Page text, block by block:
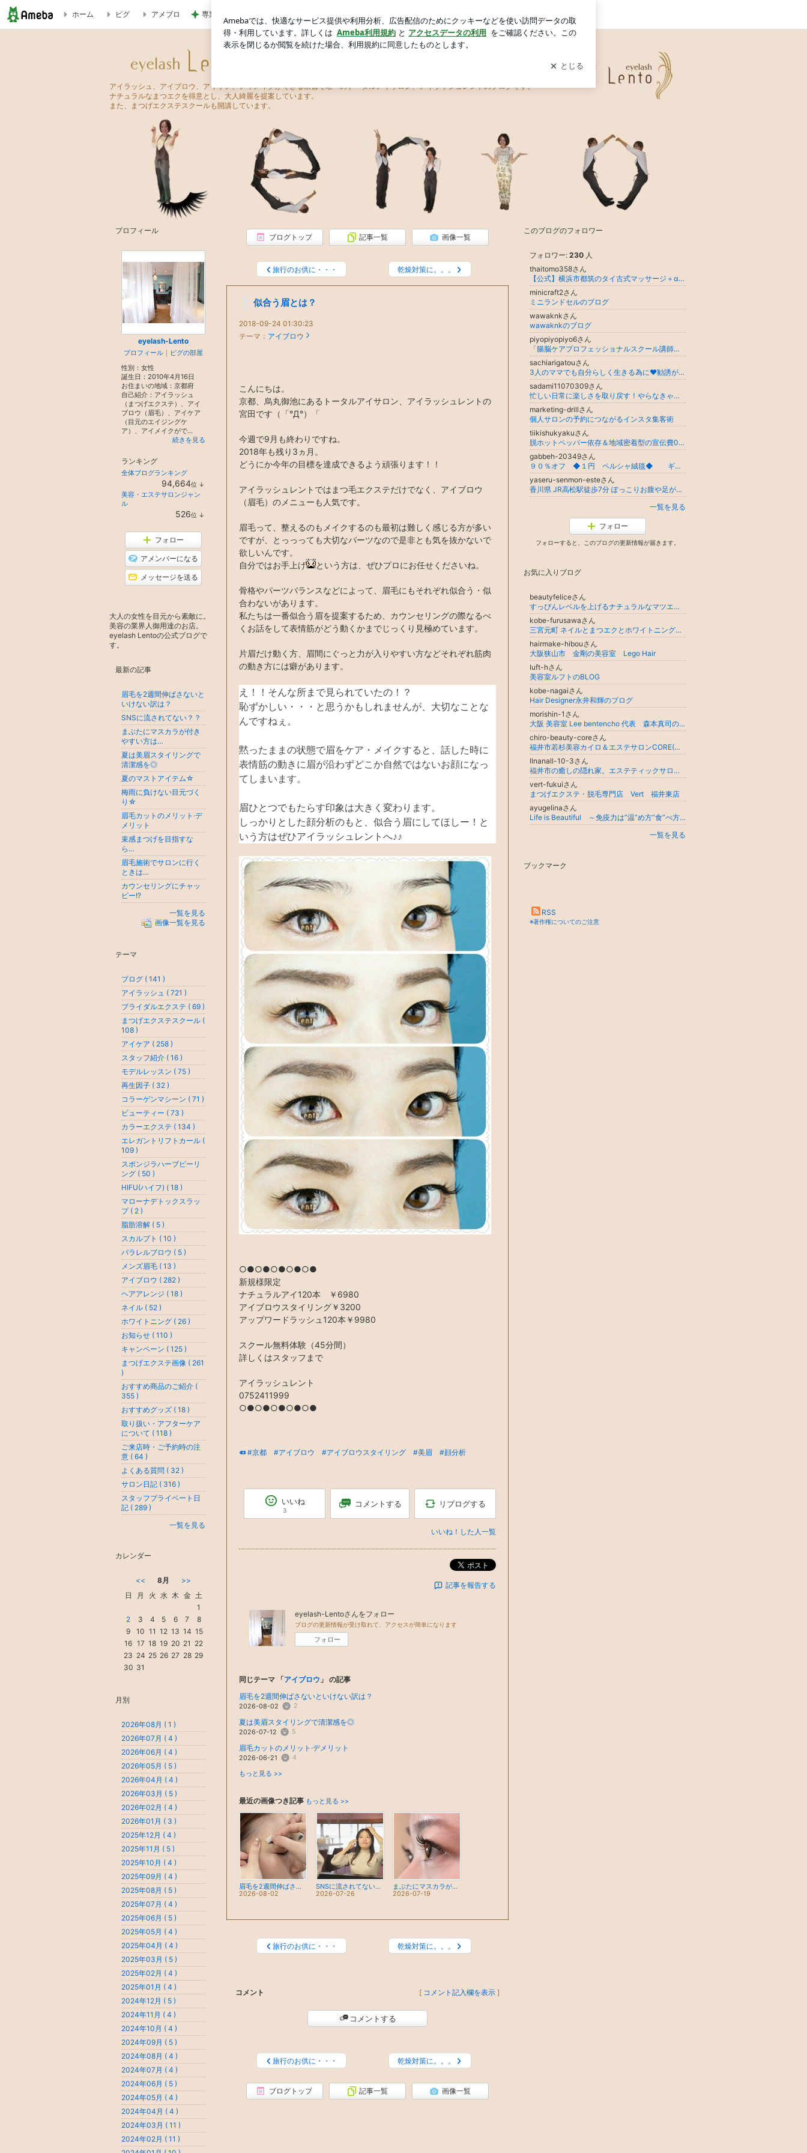
似合う眉とは？ | eyelash-Lento（アイラッシュ レント）
ホーム ピグ アメブロ 専業主婦を見下す夫に義母が一喝 ログイン
アイラッシュ、アイブロウ、アイケア、アイメイクができる京都で唯一のトータルアイサロン、アイラッシュレントのブログです。
ナチュラルなまつエクを得意とし、大人綺麗を提案しています。
また、まつげエクステスクールも開講しています。
ブログトップ 記事一覧 画像一覧
旅行のお供に・・・ 乾燥対策に。。。
似合う眉とは？
2018-09-24 01:30:23
テーマ： アイブロウ
こんにちは。
京都、烏丸御池にあるトータルアイサロン、アイラッシュレントの
宮田です（「°Д°）「
今週で9月も終わりですね。
2018年も残り3ヵ月。
どうにか今年の目標を達成できるよう頑張ります！！
アイラッシュレントではまつ毛エクステだけでなく、アイブロウ
（眉毛）のメニューも人気です。
眉毛って、整えるのもメイクするのも最初は難しく感じる方が多い
ですが、とっっっても大切なパーツなので是非とも気を抜かないで
欲しいんです。
自分ではお手上げ
という方は、ぜひプロにお任せくださいね。
骨格やパーツバランスなどによって、眉毛にもそれぞれ似合う・似
合わないがあります。
私たちは一番似合う眉を提案するため、カウンセリングの際なるべ
くお話をして表情筋がどう動くかまでじっくり見極めています。
片眉だけ動く方、眉間にぐっと力が入りやすい方などそれぞれ筋肉
の動き方には癖があります。
え！！そんな所まで見られていたの！？
恥ずかしい・・・と思うかもしれませんが、大切なことな
んですねぇ。
黙ったままの状態で眉をケア・メイクすると、話した時に
表情筋の動きに眉が沿わずどこか自然ではないお顔になっ
てしまいます。
眉ひとつでもたらす印象は大きく変わります。
しっかりとした顔分析のもと、似合う眉にしてほしー！と
いう方はぜひアイラッシュレントへ♪♪
○●○●○●○●○●
新規様限定
ナチュラルアイ120本 ￥6980
アイブロウスタイリング￥3200
アップワードラッシュ120本￥9980
スクール無料体験（45分間）
詳しくはスタッフまで
アイラッシュレント
0752411999
○●○●○●○●○●
#京都 #アイブロウ #アイブロウスタイリング #美眉 #顔分析
いいね
3
コメントする リブログする
いいね！した人一覧
ポスト
記事を報告する
eyelash-Lentoさんをフォロー
ブログの更新情報が受け取れて、アクセスが簡単になります
フォロー
同じテーマ 「アイブロウ 」 の記事
眉毛を2週間伸ばさないといけない訳は？
2026-08-02 2
夏は美眉スタイリングで清潔感を◎
2026-07-12 5
眉毛カットのメリット·デメリット
2026-06-21 4
もっと見る >>
最近の画像つき記事 もっと見る >>
眉毛を2週間伸ばさないといけない訳は？
2026-08-02
SNSに流されてない？？
2026-07-26
まぶたにマスカラが付きやすい方は…
2026-07-19
旅行のお供に・・・ 乾燥対策に。。。
[ コメント記入欄を表示 ]
コメント
コメントする
旅行のお供に・・・ 乾燥対策に。。。
ブログトップ 記事一覧 画像一覧
このブログのフォロワー
フォロワー: 230 人
thaitomo358さん
【公式】横浜市都筑のタイ古式マッサージ＋αサロンニルバーナ
minicraft2さん
ミニランドセルのブログ
wawaknkさん
wawaknkのブログ
piyopiyopiyo6さん
「腸脳ケアプロフェッショナルスクール講師 おなかケアリスト｜腸が変わる、心が軽くなる、人生が動き出す
sachiarigatouさん
3人のママでも自分らしく生きる為に❤️勧誘が苦手な私でも出来る！楽しみながらドテラライフを発信！製品愛用の方にも収入の可能性も♡
sadami11070309さん
忙しい日常に楽しさを取り戻す！やらなきゃばかりの毎日から自分の時間を大事にできるようになる効果的なエネルギーの整え方
marketing-drillさん
個人サロンの予約につながるインスタ集客術
tiikishukyakuさん
脱ホットペッパー依存＆地域密着型の宣伝費0円サロン集客！【三重県発】個人サロン専門コンサルタントのブログ集客講座
gabbeh-20349さん
９０％オフ ◆１円 ペルシャ絨毯◆ ギャッベ
yaseru-senmon-esteさん
香川県 JR高松駅徒歩7分 ぽっこりお腹や足が太いでお悩みの女性の方向け！ 痩せるに特化した痩身ダイエット専門サロン ユルル(yururu)
一覧を見る
フォロー
フォローすると、このブログの更新情報が届きます。
お気に入りブログ
beautyfeliceさん
すっぴんレベルを上げるナチュラルなマツエクとラッシュリフト【Felice+】大阪／堺／上野芝
kobe-furusawaさん
三宮元町 ネイルとまつエクとホワイトニングの 古澤良多
hairmake-hibouさん
大阪狭山市 金剛の美容室 Lego Hair
luft-hさん
美容室ルフトのBLOG
kobe-nagaiさん
Hair Designer永井和輝のブログ
morishin-1さん
大阪 美容室 Lee bentencho 代表 森本真司のブログ
chiro-beauty-coreさん
福井市若杉美容カイロ＆エステサロンCORE(コア)
llnanall-10-3さん
福井市の癒しの隠れ家。エステティックサロンnana.co
vert-fukuiさん
まつげエクステ・脱毛専門店 Vert 福井東店
ayugelinaさん
Life is Beautiful ～免疫力は”温”め方”食”べ方”住”まい方…そして～
一覧を見る
ブックマーク
RSS
※著作権についてのご注意
プロフィール
eyelash-Lento
プロフィール ｜ ピグの部屋
性別： 女性
誕生日： 2010年4月16日
お住まいの地域： 京都府
自己紹介：アイラッシュ
（まつげエクステ）、アイ
ブロウ（眉毛）、アイケア
（目元のエイジングケ
ア）、アイメイクがで...
続きを見る
ランキング
全体ブログランキング
94,664位 ↓
美容・エステサロンジャン
ル
526位 ↓
フォロー
アメンバーになる
メッセージを送る
大人の女性を目元から素敵に。
美容の業界人御用達のお店。
eyelash Lentoの公式ブログで
す。
最新の記事
眉毛を2週間伸ばさないと
いけない訳は？
SNSに流されてない？？
まぶたにマスカラが付き
やすい方は…
夏は美眉スタイリングで
清潔感を◎
夏のマストアイテム☆
梅雨に負けない目元づく
り☆
眉毛カットのメリット·デ
メリット
束感まつげを目指すな
ら…
眉毛施術でサロンに行く
ときは…
カウンセリングにチャッ
ピー!?
一覧を見る
画像一覧を見る
テーマ
ブログ ( 141 )
アイラッシュ ( 721 )
ブライダルエクステ ( 69 )
まつげエクステスクール (
108 )
アイケア ( 258 )
スタッフ紹介 ( 16 )
モデルレッスン ( 75 )
再生因子 ( 32 )
コラーゲンマシーン ( 71 )
ビューティー ( 73 )
カラーエクステ ( 134 )
エレガントリフトカール (
109 )
スポンジラハーブピーリ
ング ( 50 )
HIFU(ハイフ) ( 18 )
マローナデトックスラッ
プ ( 2 )
脂肪溶解 ( 5 )
スカルプト ( 10 )
パラレルブロウ ( 5 )
メンズ眉毛 ( 13 )
アイブロウ ( 282 )
ヘアアレンジ ( 18 )
ネイル ( 52 )
ホワイトニング ( 26 )
お知らせ ( 110 )
キャンペーン ( 125 )
まつげエクステ画像 ( 261
)
おすすめ商品のご紹介 (
355 )
おすすめグッズ ( 18 )
取り扱い・アフターケア
について ( 118 )
ご来店時・ご予約時の注
意 ( 64 )
よくある質問 ( 32 )
サロン日記 ( 316 )
スタッフプライベート日
記 ( 289 )
一覧を見る
カレンダー
<< 8月
>>
日
月 火 水 木 金 土
1
2
3 4 5 6 7
8
9
10 11 12 13 14 15
16 17 18 19 20 21 22
23 24 25 26 27 28 29
30 31
月別
2026年08月 ( 1 )
2026年07月 ( 4 )
2026年06月 ( 4 )
2026年05月 ( 5 )
2026年04月 ( 4 )
2026年03月 ( 5 )
2026年02月 ( 4 )
2026年01月 ( 3 )
2025年12月 ( 4 )
2025年11月 ( 5 )
2025年10月 ( 4 )
2025年09月 ( 4 )
2025年08月 ( 5 )
2025年07月 ( 4 )
2025年06月 ( 5 )
2025年05月 ( 4 )
2025年04月 ( 4 )
2025年03月 ( 5 )
2025年02月 ( 4 )
2025年01月 ( 4 )
2024年12月 ( 5 )
2024年11月 ( 4 )
2024年10月 ( 4 )
2024年09月 ( 5 )
2024年08月 ( 4 )
2024年07月 ( 4 )
2024年06月 ( 5 )
2024年05月 ( 4 )
2024年04月 ( 4 )
2024年03月 ( 11 )
2024年02月 ( 11 )